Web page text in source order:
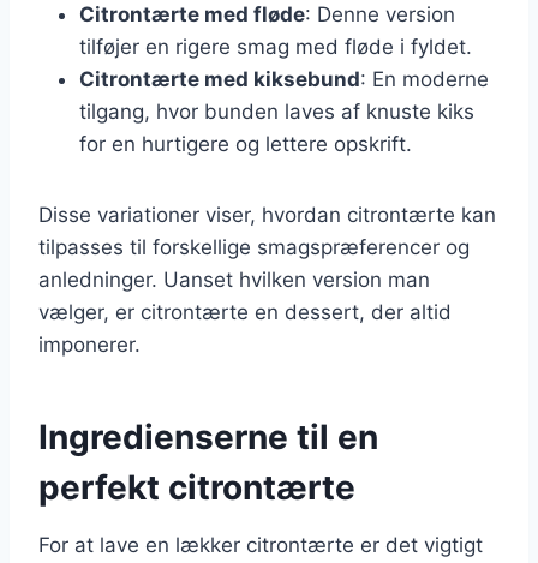
Citrontærte med fløde: Denne version
tilføjer en rigere smag med fløde i fyldet.
Citrontærte med kiksebund: En moderne
tilgang, hvor bunden laves af knuste kiks
for en hurtigere og lettere opskrift.
Disse variationer viser, hvordan citrontærte kan
tilpasses til forskellige smagspræferencer og
anledninger. Uanset hvilken version man
vælger, er citrontærte en dessert, der altid
imponerer.
Ingredienserne til en
perfekt citrontærte
For at lave en lækker citrontærte er det vigtigt